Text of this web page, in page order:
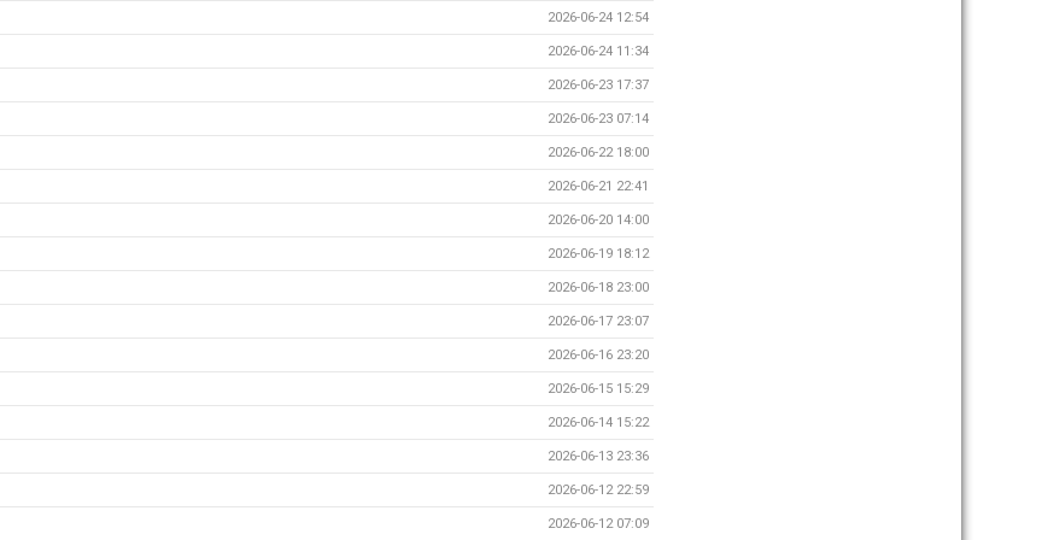
2026-06-24 12:54
2026-06-24 11:34
2026-06-23 17:37
2026-06-23 07:14
2026-06-22 18:00
2026-06-21 22:41
2026-06-20 14:00
2026-06-19 18:12
2026-06-18 23:00
2026-06-17 23:07
2026-06-16 23:20
2026-06-15 15:29
2026-06-14 15:22
2026-06-13 23:36
2026-06-12 22:59
2026-06-12 07:09